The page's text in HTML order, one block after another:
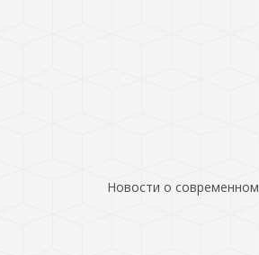
Новости о современном